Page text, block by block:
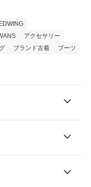
アクセサリー
ブランド古着
ブーツ